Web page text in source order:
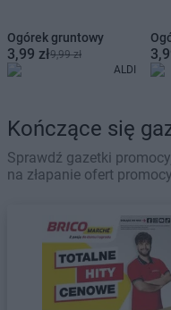
Ogórek gruntowy
3,99 zł9,99 zł
ALDI
Kończące się
Sprawdź gazetki
na złapanie ofert